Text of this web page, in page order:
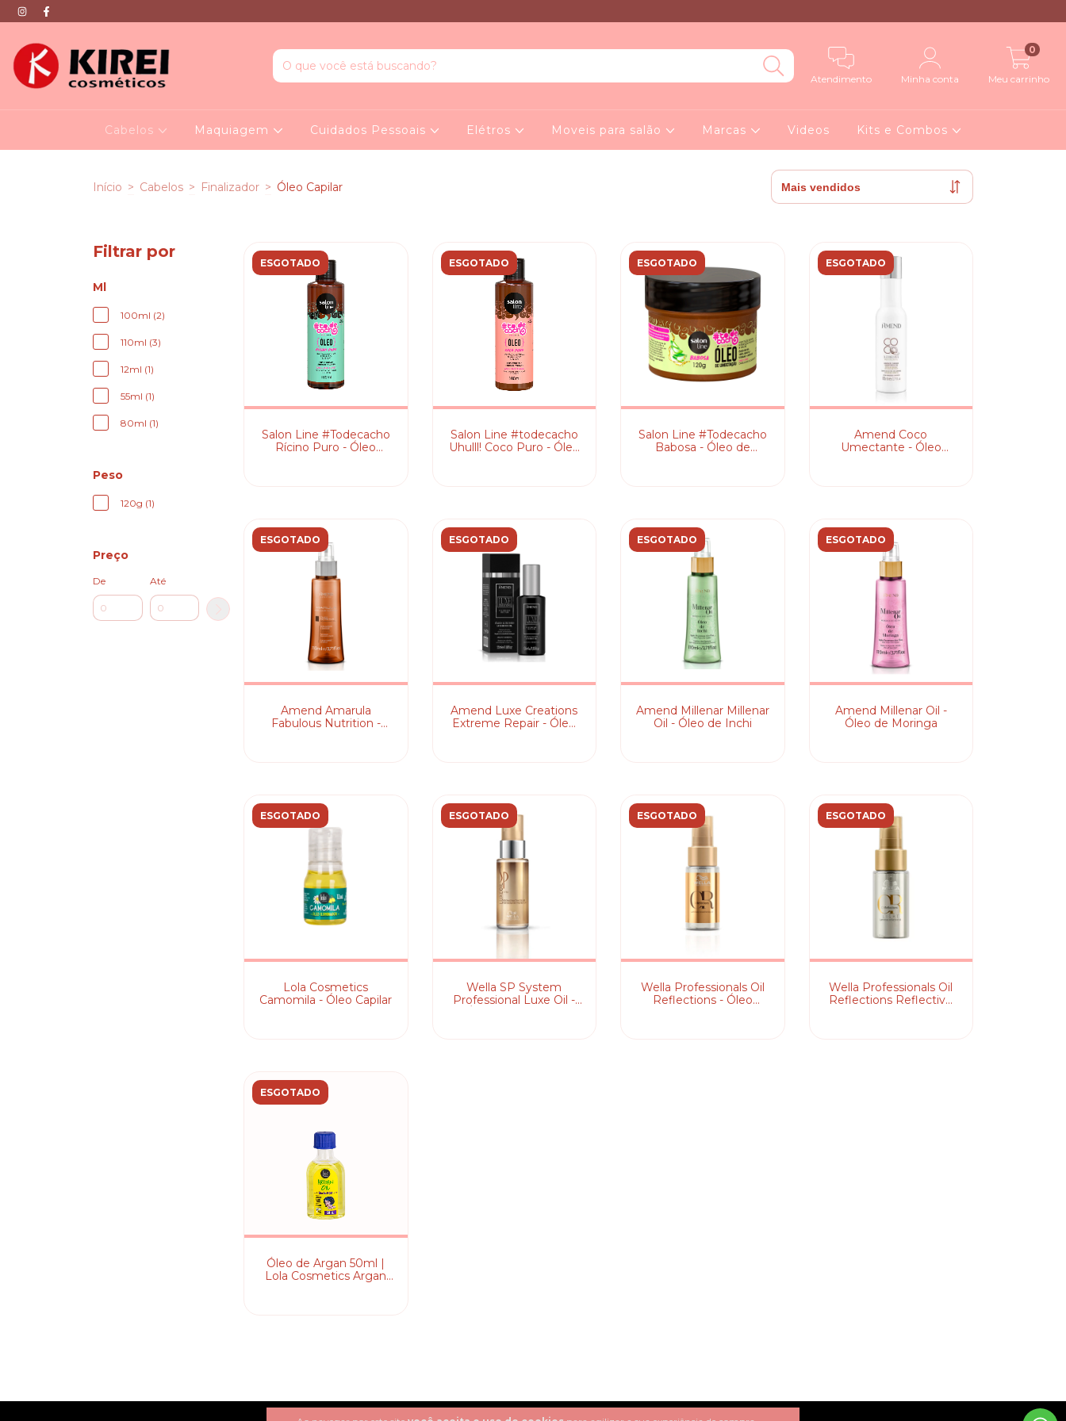
Atendimento Minha conta Meu carrinho
0
Cabelos Maquiagem Cuidados Pessoais Elétros Moveis para salão Marcas Videos Kits e Combos
Início > Cabelos > Finalizador > Óleo Capilar
Filtrar por
Ml
100ml (2)
110ml (3)
12ml (1)
55ml (1)
80ml (1)
Peso
120g (1)
Preço
De Até
ESGOTADO
Salon Line #Todecacho
Rícino Puro - Óleo
ESGOTADO
Salon Line #todecacho
Uhulll! Coco Puro - Óleo
ESGOTADO
Salon Line #Todecacho
Babosa - Óleo de
ESGOTADO
Amend Coco
Umectante - Óleo
ESGOTADO
Amend Amarula
Fabulous Nutrition -
ESGOTADO
Amend Luxe Creations
Extreme Repair - Óleo
ESGOTADO
Amend Millenar Millenar
Oil - Óleo de Inchi
ESGOTADO
Amend Millenar Oil -
Óleo de Moringa
ESGOTADO
Lola Cosmetics
Camomila - Óleo Capilar
ESGOTADO
Wella SP System
Professional Luxe Oil -
ESGOTADO
Wella Professionals Oil
Reflections - Óleo
ESGOTADO
Wella Professionals Oil
Reflections Reflective
ESGOTADO
Óleo de Argan 50ml |
Lola Cosmetics Argan